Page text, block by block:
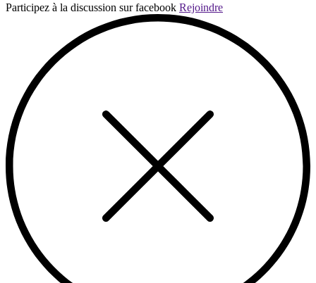
Participez à la discussion sur facebook Rejoindre